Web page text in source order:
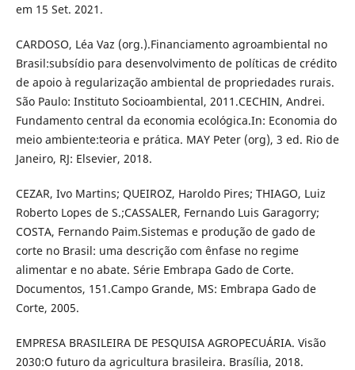
em 15 Set. 2021.
CARDOSO, Léa Vaz (org.).Financiamento agroambiental no
Brasil:subsídio para desenvolvimento de políticas de crédito
de apoio à regularização ambiental de propriedades rurais.
São Paulo: Instituto Socioambiental, 2011.CECHIN, Andrei.
Fundamento central da economia ecológica.In: Economia do
meio ambiente:teoria e prática. MAY Peter (org), 3 ed. Rio de
Janeiro, RJ: Elsevier, 2018.
CEZAR, Ivo Martins; QUEIROZ, Haroldo Pires; THIAGO, Luiz
Roberto Lopes de S.;CASSALER, Fernando Luis Garagorry;
COSTA, Fernando Paim.Sistemas e produção de gado de
corte no Brasil: uma descrição com ênfase no regime
alimentar e no abate. Série Embrapa Gado de Corte.
Documentos, 151.Campo Grande, MS: Embrapa Gado de
Corte, 2005.
EMPRESA BRASILEIRA DE PESQUISA AGROPECUÁRIA. Visão
2030:O futuro da agricultura brasileira. Brasília, 2018.